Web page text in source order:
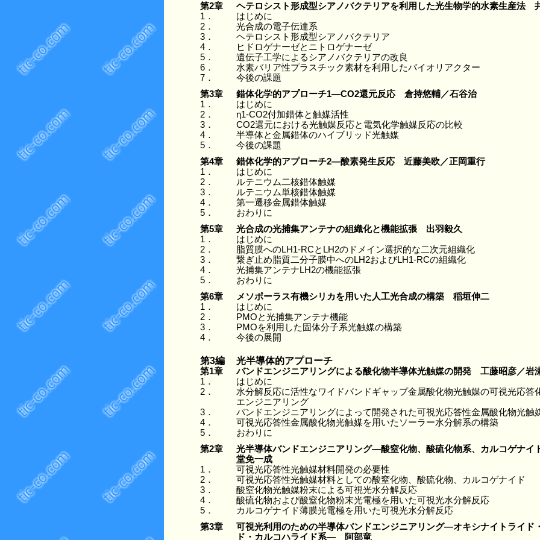
第2章
ヘテロシスト形成型シアノバクテリアを利用した光生物学的水素生産法
1．
はじめに
2．
光合成の電子伝達系
3．
ヘテロシスト形成型シアノバクテリア
4．
ヒドロゲナーゼとニトロゲナーゼ
5．
遺伝子工学によるシアノバクテリアの改良
6．
水素バリア性プラスチック素材を利用したバイオリアクター
7．
今後の課題
第3章
錯体化学的アプローチ1―CO2還元反応 倉持悠輔／石谷治
1．
はじめに
2．
η1-CO2付加錯体と触媒活性
3．
CO2還元における光触媒反応と電気化学触媒反応の比較
4．
半導体と金属錯体のハイブリッド光触媒
5．
今後の課題
第4章
錯体化学的アプローチ2―酸素発生反応 近藤美欧／正岡重行
1．
はじめに
2．
ルテニウム二核錯体触媒
3．
ルテニウム単核錯体触媒
4．
第一遷移金属錯体触媒
5．
おわりに
第5章
光合成の光捕集アンテナの組織化と機能拡張 出羽毅久
1．
はじめに
2．
脂質膜へのLH1-RCとLH2のドメイン選択的な二次元組織化
3．
繋ぎ止め脂質二分子膜中へのLH2およびLH1-RCの組織化
4．
光捕集アンテナLH2の機能拡張
5．
おわりに
第6章
メソポーラス有機シリカを用いた人工光合成の構築 稲垣伸二
1．
はじめに
2．
PMOと光捕集アンテナ機能
3．
PMOを利用した固体分子系光触媒の構築
4．
今後の展開
第3編 光半導体的アプローチ
第1章
バンドエンジニアリングによる酸化物半導体光触媒の開発 工藤昭彦／岩
1．
はじめに
2．
水分解反応に活性なワイドバンドギャップ金属酸化物光触媒の可視光応答
エンジニアリング
3．
バンドエンジニアリングによって開発された可視光応答性金属酸化物光触
4．
可視光応答性金属酸化物光触媒を用いたソーラー水分解系の構築
5．
おわりに
第2章
光半導体バンドエンジニアリング―酸窒化物、酸硫化物系、カルコゲナ
堂免一成
1．
可視光応答性光触媒材料開発の必要性
2．
可視光応答性光触媒材料としての酸窒化物、酸硫化物、カルコゲナイド
3．
酸窒化物光触媒粉末による可視光水分解反応
4．
酸硫化物および酸窒化物粉末光電極を用いた可視光水分解反応
5．
カルコゲナイド薄膜光電極を用いた可視光水分解反応
第3章
可視光利用のための半導体バンドエンジニアリング―オキシナイトライド
ド・カルコハライド系― 阿部竜